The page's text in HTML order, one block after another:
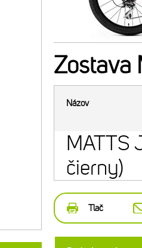
Zostava
Názov
MATTS
čierny)
Tlač